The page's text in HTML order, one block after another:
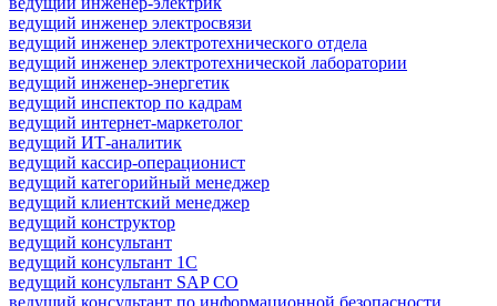
ведущий инженер электросвязи
ведущий инженер электротехнического отдела
ведущий инженер электротехнической лаборатории
ведущий инженер-энергетик
ведущий инспектор по кадрам
ведущий интернет-маркетолог
ведущий ИТ-аналитик
ведущий кассир-операционист
ведущий категорийный менеджер
ведущий клиентский менеджер
ведущий конструктор
ведущий консультант
ведущий консультант 1С
ведущий консультант SAP CO
ведущий консультант по информационной безопасности